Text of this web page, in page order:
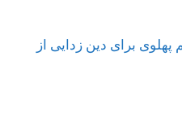
پهلوی برای دین زدایی از